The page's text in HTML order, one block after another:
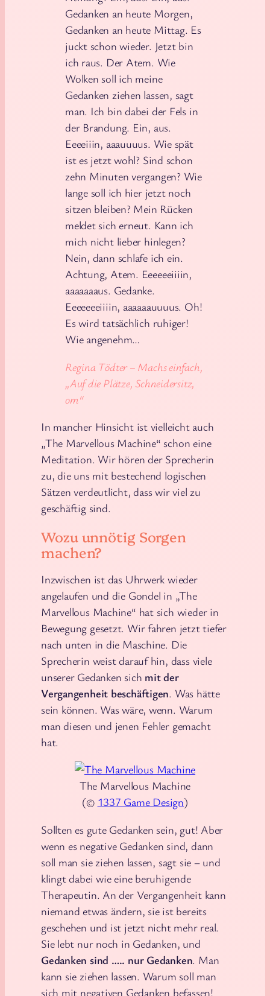
Gedanken an heute Morgen,
Gedanken an heute Mittag. Es
juckt schon wieder. Jetzt bin
ich raus. Der Atem. Wie
Wolken soll ich meine
Gedanken ziehen lassen, sagt
man. Ich bin dabei der Fels in
der Brandung. Ein, aus.
Eeeeiiin, aaauuuus. Wie spät
ist es jetzt wohl? Sind schon
zehn Minuten vergangen? Wie
lange soll ich hier jetzt noch
sitzen bleiben? Mein Rücken
meldet sich erneut. Kann ich
mich nicht lieber hinlegen?
Nein, dann schlafe ich ein.
Achtung, Atem. Eeeeeeiiiin,
aaaaaaaus. Gedanke.
Eeeeeeeiiiin, aaaaaauuuus. Oh!
Es wird tatsächlich ruhiger!
Wie angenehm…
Regina Tödter – Machs einfach,
„Auf die Plätze, Schneidersitz,
om“
In mancher Hinsicht ist vielleicht auch
„The Marvellous Machine“ schon eine
Meditation. Wir hören der Sprecherin
zu, die uns mit bestechend logischen
Sätzen verdeutlicht, dass wir viel zu
geschäftig sind.
Wozu unnötig Sorgen
machen?
Inzwischen ist das Uhrwerk wieder
angelaufen und die Gondel in „The
Marvellous Machine“ hat sich wieder in
Bewegung gesetzt. Wir fahren jetzt tiefer
nach unten in die Maschine. Die
Sprecherin weist darauf hin, dass viele
unserer Gedanken sich mit der
Vergangenheit beschäftigen. Was hätte
sein können. Was wäre, wenn. Warum
man diesen und jenen Fehler gemacht
hat.
The Marvellous Machine
(© 1337 Game Design)
Sollten es gute Gedanken sein, gut! Aber
wenn es negative Gedanken sind, dann
soll man sie ziehen lassen, sagt sie – und
klingt dabei wie eine beruhigende
Therapeutin. An der Vergangenheit kann
niemand etwas ändern, sie ist bereits
geschehen und ist jetzt nicht mehr real.
Sie lebt nur noch in Gedanken, und
Gedanken sind ….. nur Gedanken. Man
kann sie ziehen lassen. Warum soll man
sich mit negativen Gedanken befassen!